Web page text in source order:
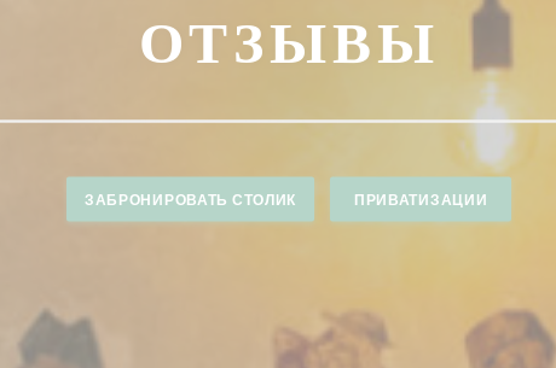
ОТЗЫВЫ
ЗАБРОНИРОВАТЬ СТОЛИК ПРИВАТИЗАЦИИ